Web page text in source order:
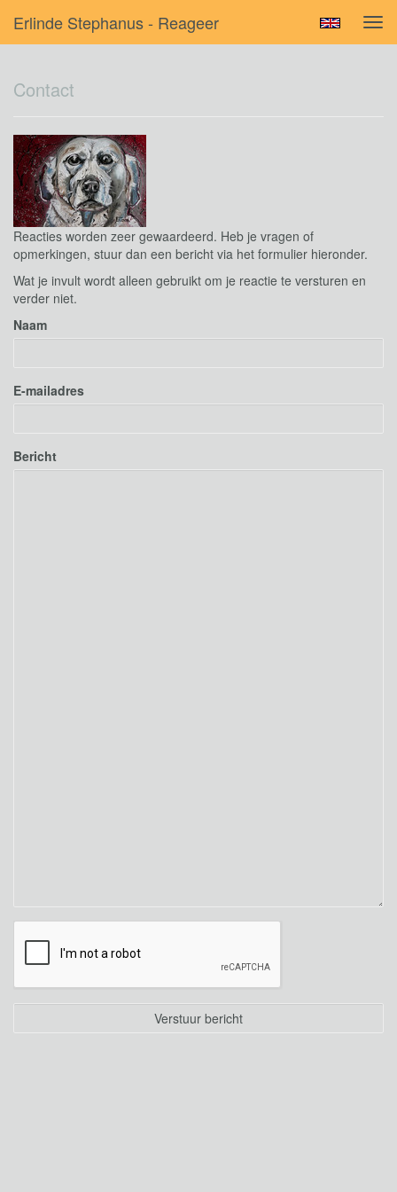
Erlinde Stephanus - Reageer
Contact
Reacties worden zeer gewaardeerd. Heb je vragen of
opmerkingen, stuur dan een bericht via het formulier hieronder.
Wat je invult wordt alleen gebruikt om je reactie te versturen en
verder niet.
Naam
E-mailadres
Bericht